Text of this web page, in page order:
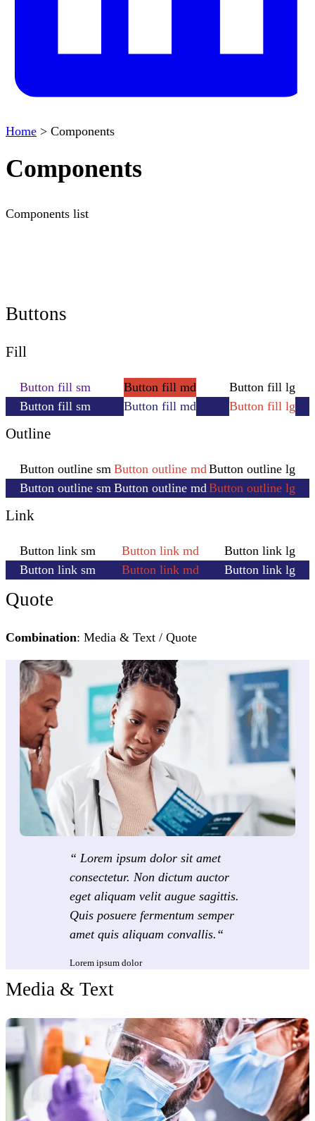
Home > Components
Components
Components list
Buttons
Fill
Button fill sm Button fill md
Button fill lg
Button fill sm
Button fill md Button fill lg
Outline
Button outline sm Button outline md Button outline lg
Button outline sm Button outline md Button outline lg
Link
Button link sm Button link md
Button link lg
Button link sm
Button link md Button link lg
Quote
Combination: Media & Text / Quote
“ Lorem ipsum dolor sit amet
consectetur. Non dictum auctor
eget aliquam velit augue sagittis.
Quis posuere fermentum semper
amet quis aliquam convallis.“
Lorem ipsum dolor
Media & Text